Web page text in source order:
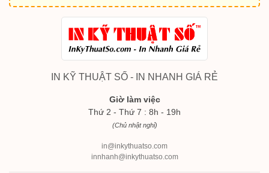
IN KỸ THUẬT SỐ - IN NHANH GIÁ RẺ
Giờ làm việc
Thứ 2 - Thứ 7 : 8h - 19h
(Chủ nhật nghỉ)
in@inkythuatso.com
innhanh@inkythuatso.com